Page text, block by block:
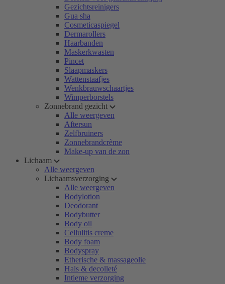
Gezichtsreinigers
Gua sha
Cosmeticaspiegel
Dermarollers
Haarbanden
Maskerkwasten
Pincet
Slaapmaskers
Wattenstaafjes
Wenkbrauwschaartjes
Wimperborstels
Zonnebrand gezicht
Alle weergeven
Aftersun
Zelfbruiners
Zonnebrandcrème
Make-up van de zon
Lichaam
Alle weergeven
Lichaamsverzorging
Alle weergeven
Bodylotion
Deodorant
Bodybutter
Body oil
Cellulitis creme
Body foam
Bodyspray
Etherische & massageolie
Hals & decolleté
Intieme verzorging